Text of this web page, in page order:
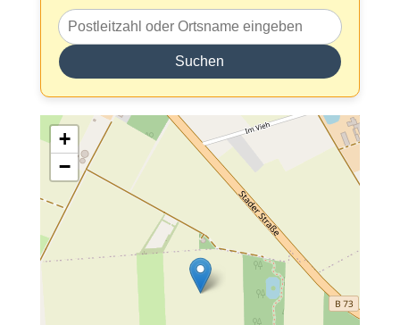
Suchen
+
−